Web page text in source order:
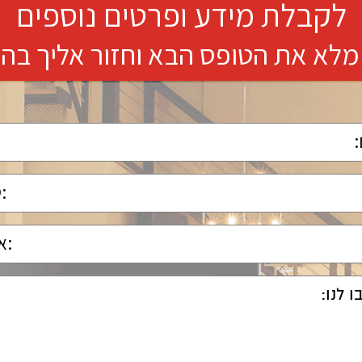
לקבלת מידע ופרטים נוספים
את הטופס הבא וחזור אליך